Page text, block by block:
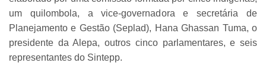
um quilombola, a vice-governadora e secretária de
Planejamento e Gestão (Seplad), Hana Ghassan Tuma, o
presidente da Alepa, outros cinco parlamentares, e seis
representantes do Sintepp.